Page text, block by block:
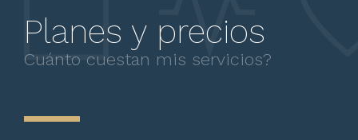
Planes y precios
Cuánto cuestan mis servicios?